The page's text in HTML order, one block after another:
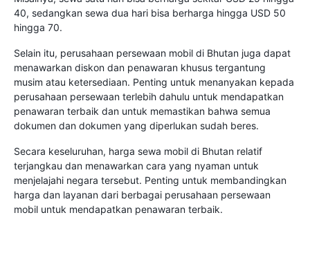
40, sedangkan sewa dua hari bisa berharga hingga USD 50
hingga 70.
Selain itu, perusahaan persewaan mobil di Bhutan juga dapat
menawarkan diskon dan penawaran khusus tergantung
musim atau ketersediaan. Penting untuk menanyakan kepada
perusahaan persewaan terlebih dahulu untuk mendapatkan
penawaran terbaik dan untuk memastikan bahwa semua
dokumen dan dokumen yang diperlukan sudah beres.
Secara keseluruhan, harga sewa mobil di Bhutan relatif
terjangkau dan menawarkan cara yang nyaman untuk
menjelajahi negara tersebut. Penting untuk membandingkan
harga dan layanan dari berbagai perusahaan persewaan
mobil untuk mendapatkan penawaran terbaik.